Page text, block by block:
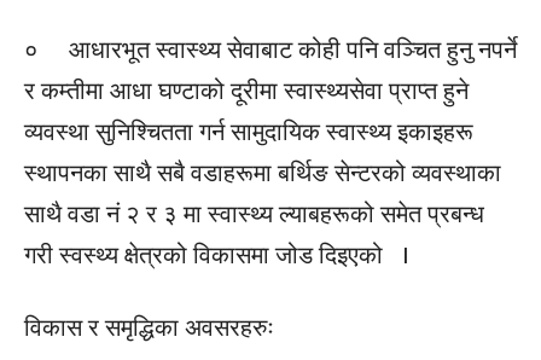
० आधारभूत स्वास्थ्य सेवाबाट कोही पनि वञ्चित हुनु नपर्ने
र कम्तीमा आधा घण्टाको दूरीमा स्वास्थ्यसेवा प्राप्त हुने
व्यवस्था सुनिश्चितता गर्न सामुदायिक स्वास्थ्य इकाइहरू
स्थापनका साथै सबै वडाहरूमा बर्थिङ सेन्टरको व्यवस्थाका
साथै वडा नं २ र ३ मा स्वास्थ्य ल्याबहरूको समेत प्रबन्ध
गरी स्वस्थ्य क्षेत्रको विकासमा जोड दिइएको ।
विकास र समृद्धिका अवसरहरुः